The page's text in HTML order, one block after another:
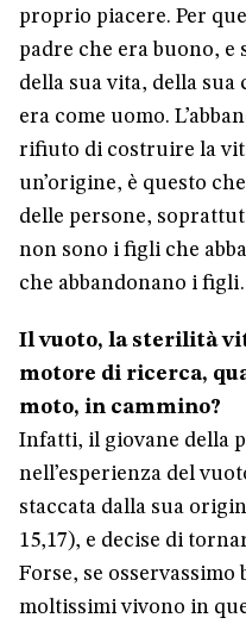
proprio piacere. Per
padre che era buono,
della sua vita, della
era come uomo.
rifiuto di costruire la
un’origine, è questo
delle persone,
non sono i figli che
che abbandonano i
Il vuoto, la sterilità
motore di ricerca,
moto, in cammino?
Infatti, il giovane della
nell’esperienza del
staccata dalla sua
15,17), e decise di
Forse, se
moltissimi vivono in